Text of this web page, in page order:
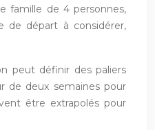
famille de 4 personnes,
de départ à considérer,
peut définir des paliers
de deux semaines pour
être extrapolés pour